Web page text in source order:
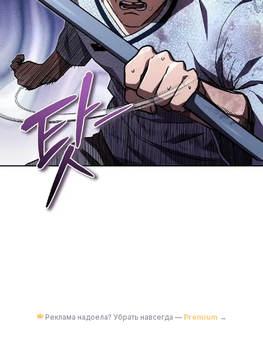
Реклама надоела? Убрать навсегда — Premium →